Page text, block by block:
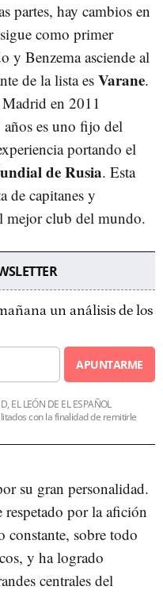
partes, hay cambios en
como primer
y Benzema asciende al
de la lista es Varane.
en 2011
es uno fijo del
portando el
de Rusia. Esta
de capitanes y
mejor club del mundo.
un análisis de los
APUNTARME
EL LEÓN DE EL ESPAÑOL
con la finalidad de remitirle
su gran personalidad.
por la afición
constante, sobre todo
y ha logrado
centrales del